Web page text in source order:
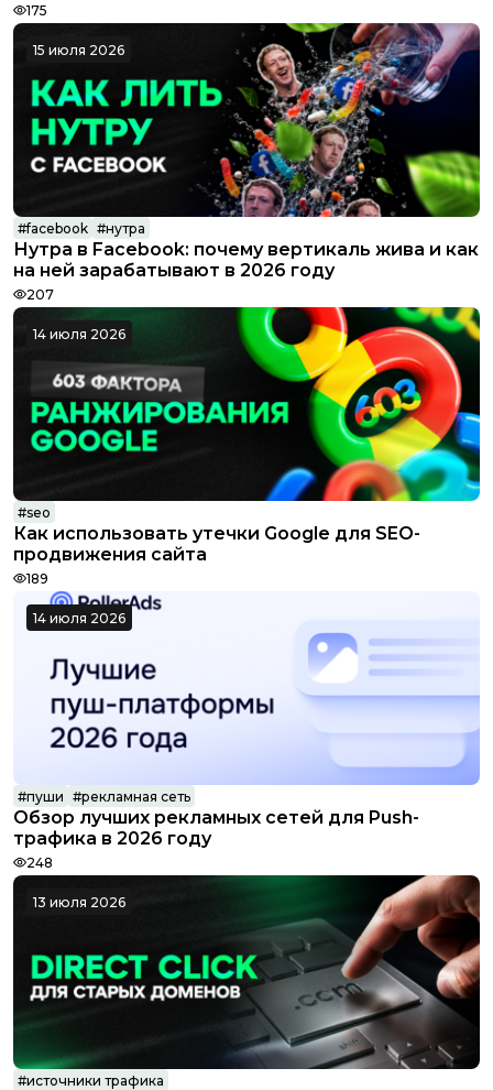
175
15 июля 2026
Conversion
#facebook #нутра
Нутра в Facebook: почему вертикаль жива и как
на ней зарабатывают в 2026 году
207
14 июля 2026
Conversion
#seo
Как использовать утечки Google для SEO-
продвижения сайта
189
14 июля 2026
RollerAds
#пуши #рекламная сеть
Обзор лучших рекламных сетей для Push-
трафика в 2026 году
248
13 июля 2026
#источники трафика